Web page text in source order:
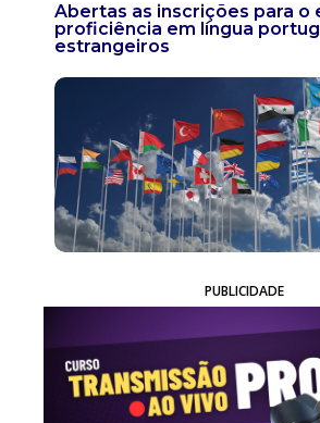
Abertas as inscrições para o
proficiência em língua
estrangeiros
PUBLICIDADE